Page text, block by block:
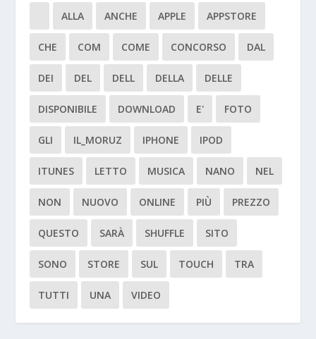
ALLA ANCHE APPLE APPSTORE
CHE COM COME CONCORSO DAL
DEI DEL DELL DELLA DELLE
DISPONIBILE DOWNLOAD E' FOTO
GLI IL_MORUZ IPHONE IPOD
ITUNES LETTO MUSICA NANO NEL
NON NUOVO ONLINE PIÙ PREZZO
QUESTO SARÀ SHUFFLE SITO
SONO STORE SUL TOUCH TRA
TUTTI UNA VIDEO